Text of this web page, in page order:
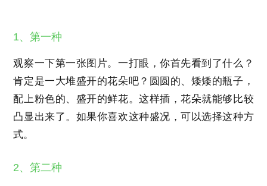
1、第一种
观察一下第一张图片。一打眼，你首先看到了什么？
肯定是一大堆盛开的花朵吧？圆圆的、矮矮的瓶子，
配上粉色的、盛开的鲜花。这样插，花朵就能够比较
凸显出来了。如果你喜欢这种盛况，可以选择这种方
式。
2、第二种